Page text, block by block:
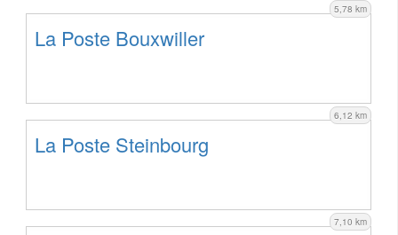
5,78 km
La Poste Bouxwiller
6,12 km
La Poste Steinbourg
7,10 km